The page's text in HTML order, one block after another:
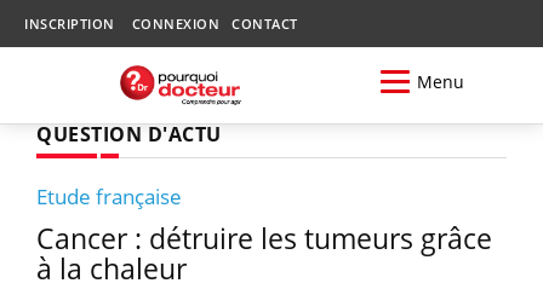
INSCRIPTION CONNEXION CONTACT
Menu
QUESTION D'ACTU
Etude française
Cancer : détruire les tumeurs grâce
à la chaleur